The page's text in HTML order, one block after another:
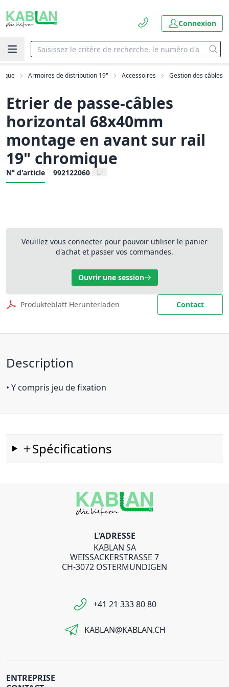
Connexion
Armoires de distribution 19" Accessoires Gestion des câbles
Etrier de passe-câbles
horizontal 68x40mm
montage en avant sur rail
19" chromique
N° d'article 992122060
Veuillez vous connecter pour pouvoir utiliser le panier
d'achat et passer vos commandes.
Ouvrir une session
Produkteblatt Herunterladen Contact
Description
• Y compris jeu de fixation
Spécifications
L'ADRESSE
KABLAN SA
WEISSACKERSTRASSE 7
CH-3072 OSTERMUNDIGEN
+41 21 333 80 80
KABLAN@KABLAN.CH
ENTREPRISE